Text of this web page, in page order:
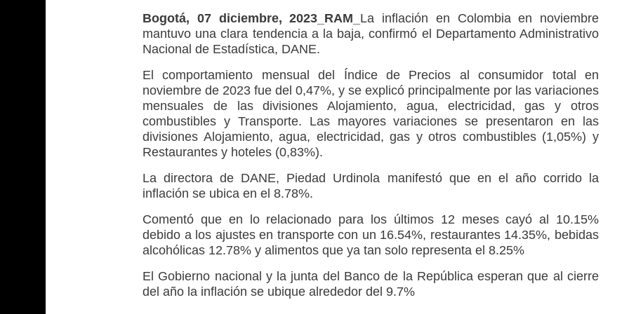
Bogotá, 07 diciembre, 2023_RAM_ La inflación en Colombia en noviembre
mantuvo una clara tendencia a la baja, confirmó el Departamento Administrativo
Nacional de Estadística, DANE.
El comportamiento mensual del Índice de Precios al consumidor total en
noviembre de 2023 fue del 0,47%, y se explicó principalmente por las variaciones
mensuales de las divisiones Alojamiento, agua, electricidad, gas y otros
combustibles y Transporte. Las mayores variaciones se presentaron en las
divisiones Alojamiento, agua, electricidad, gas y otros combustibles (1,05%) y
Restaurantes y hoteles (0,83%).
La directora de DANE, Piedad Urdinola manifestó que en el año corrido la
inflación se ubica en el 8.78%.
Comentó que en lo relacionado para los últimos 12 meses cayó al 10.15%
debido a los ajustes en transporte con un 16.54%, restaurantes 14.35%, bebidas
alcohólicas 12.78% y alimentos que ya tan solo representa el 8.25%
El Gobierno nacional y la junta del Banco de la República esperan que al cierre
del año la inflación se ubique alrededor del 9.7%